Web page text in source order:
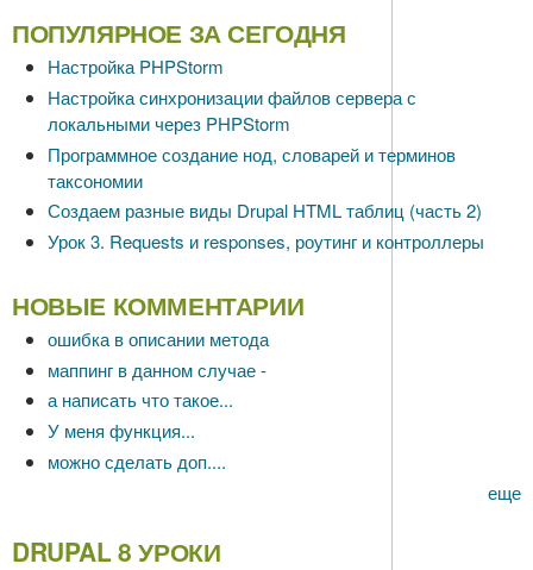
ПОПУЛЯРНОЕ ЗА СЕГОДНЯ
Настройка PHPStorm
Настройка синхронизации файлов сервера с
локальными через PHPStorm
Программное создание нод, словарей и терминов
таксономии
Создаем разные виды Drupal HTML таблиц (часть 2)
Урок 3. Requests и responses, роутинг и контроллеры
НОВЫЕ КОММЕНТАРИИ
ошибка в описании метода
маппинг в данном случае -
а написать что такое...
У меня функция...
можно сделать доп....
еще
DRUPAL 8 УРОКИ